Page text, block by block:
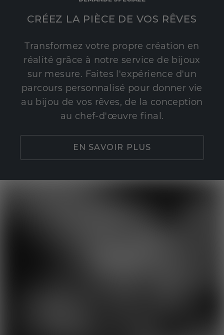
CRÉEZ LA PIÈCE DE VOS RÊVES
Transformez votre propre création en
réalité grâce à notre service de bijoux
sur mesure. Faites l'expérience d'un
parcours personnalisé pour donner vie
au bijou de vos rêves, de la conception
au chef-d'œuvre final.
EN SAVOIR PLUS